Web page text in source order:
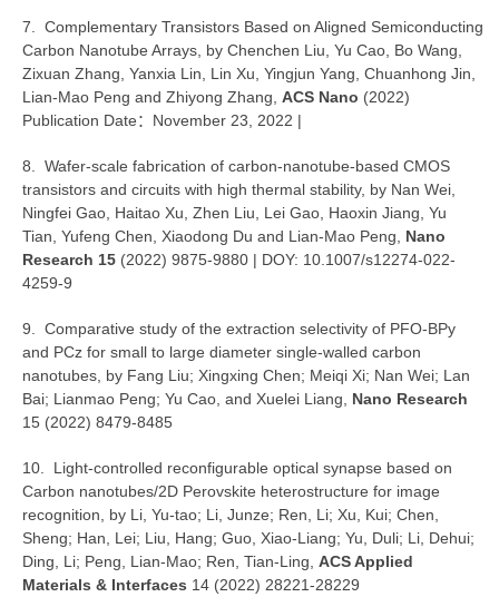
7. Complementary Transistors Based on Aligned Semiconducting
Carbon Nanotube Arrays, by Chenchen Liu, Yu Cao, Bo Wang,
Zixuan Zhang, Yanxia Lin, Lin Xu, Yingjun Yang, Chuanhong Jin,
Lian-Mao Peng and Zhiyong Zhang, ACS Nano (2022)
Publication Date ： November 23, 2022 |
8. Wafer-scale fabrication of carbon-nanotube-based CMOS
transistors and circuits with high thermal stability, by Nan Wei,
Ningfei Gao, Haitao Xu, Zhen Liu, Lei Gao, Haoxin Jiang, Yu
Tian, Yufeng Chen, Xiaodong Du and Lian-Mao Peng, Nano
Research 15 (2022) 9875-9880 | DOY: 10.1007/s12274-022-
4259-9
9. Comparative study of the extraction selectivity of PFO-BPy
and PCz for small to large diameter single-walled carbon
nanotubes, by Fang Liu; Xingxing Chen; Meiqi Xi; Nan Wei; Lan
Bai; Lianmao Peng; Yu Cao, and Xuelei Liang, Nano Research
15 (2022) 8479-8485
10. Light-controlled reconfigurable optical synapse based on
Carbon nanotubes/2D Perovskite heterostructure for image
recognition, by Li, Yu-tao; Li, Junze; Ren, Li; Xu, Kui; Chen,
Sheng; Han, Lei; Liu, Hang; Guo, Xiao-Liang; Yu, Duli; Li, Dehui;
Ding, Li; Peng, Lian-Mao; Ren, Tian-Ling, ACS Applied
Materials & Interfaces 14 (2022) 28221-28229